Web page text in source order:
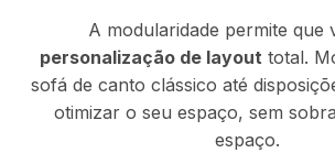
A modularidade permite que
personalização de layout total.
sofá de canto clássico até
otimizar o seu espaço, sem
espaço.